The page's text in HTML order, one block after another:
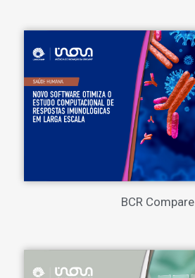
BCR Compare